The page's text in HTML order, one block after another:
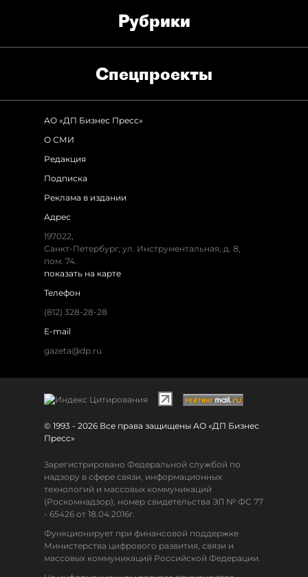
Рубрики
Спец­проекты
АО «ДП Бизнес Пресс»
О СМИ
Редакция
Подписка
Реклама в издании
Адрес
197022,
Санкт-Петербург, ул. Инструментальная, д. 8,
пом. 74.
показать на карте
Телефон
(812) 328-28-28
E-mail
gazeta@dp.ru
© 1993 - 2026 Все права защищены АО «ДП Бизнес
Пресс»
Зарегистрировано Федеральной службой по
надзору в сфере связи, информационных
технологий и массовых коммуникаций
(Роскомнадзор), номер свидетельства ЭЛ № ФС 77
- 65426 от 18.04.2016г.
Функционирует при финансовой поддержке
Министерства цифрового развития, связи и
массовых коммуникаций Российской Федерации.